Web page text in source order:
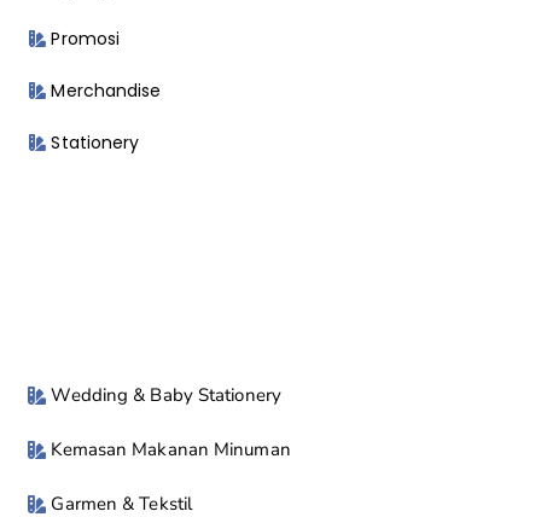
Promosi
Merchandise
Stationery
Wedding & Baby Stationery
Kemasan Makanan Minuman
Garmen & Tekstil